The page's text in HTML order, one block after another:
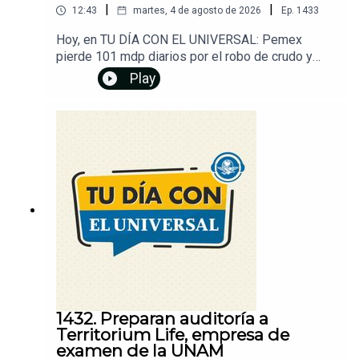
12:43 martes, 4 de agosto de 2026 Ep. 1433
Hoy, en TU DÍA CON EL UNIVERSAL: Pemex
pierde 101 mdp diarios por el robo de crudo y
gasolina. Coca-Cola aumenta precios de sus
productos; refrescos subirán hasta 5 pesos
desde este 4 de agosto. Temen ecocidio por
las chapas y los medidores, acusan víctimas de
despojo. Demandan a Netflix por la desaparición
de una película de Nicolas Cage. Dale play y...
¡Entérate!Un podcast de EL UNIVERSAL
Play
1432. Preparan auditoría a
Territorium Life, empresa de
examen de la UNAM